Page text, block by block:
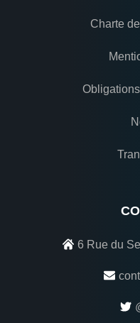
Charte
6 Rue du